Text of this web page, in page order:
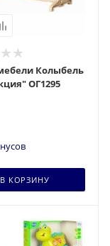
Колыбель
ОГ1295
В КОРЗИНУ